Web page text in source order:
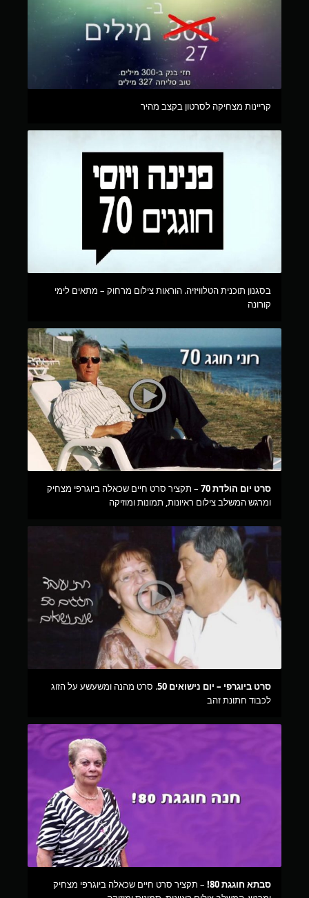
קריינות מצחיקה לסרטון בקצב מהיר
בסגנון תוכנית הטלוויזיה. הוראות צילום מרחוק – מתאים לימי
קורונה
סרט יום הולדת 70
– תקציר סרט חיים שכאלה ביוגרפי מצחיק
ומרגש המשלב צילום ראיונות, תמונות ומוזיקה
סרט ביוגרפי – יום נישואים 50
. סרט מהנה ומשעשע על הזוג
לכבוד חתונת זהב
סבתא חוגגת 80!
– תקציר סרט חיים שכאלה ביוגרפי מצחיק